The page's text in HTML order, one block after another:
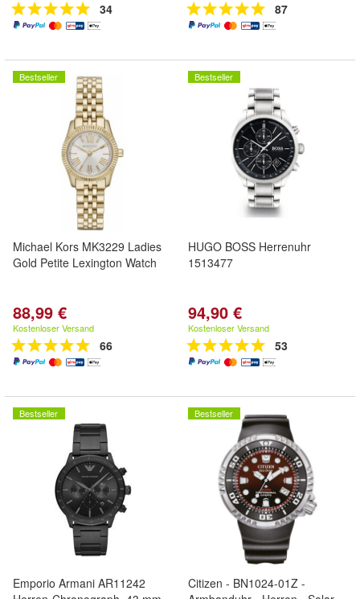
34 87
Bestseller
Michael Kors MK3229 Ladies
Gold Petite Lexington Watch
88,99 €
Kostenloser Versand
66
Bestseller
HUGO BOSS Herrenuhr
1513477
94,90 €
Kostenloser Versand
53
Bestseller
Emporio Armani AR11242
Bestseller
Citizen - BN1024-01Z -